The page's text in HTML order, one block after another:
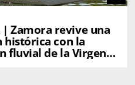
| Zamora revive una
con la
fluvial de la Virgen